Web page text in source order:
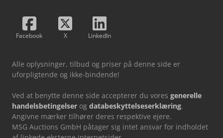
Facebook X LinkedIn
Alle oplysninger, tilbud og priser på denne side er
uforpligtende og ikke-bindende!
Ved at benytte denne side accepterer du vores generelle
handelsbetingelser og databeskyttelseserklæring.
Angivne mærker tilhører deres respektive ejere.
MSG Auctions GmbH påtager sig intet ansvar for indholdet